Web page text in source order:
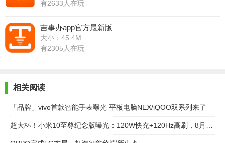
有2633人在玩
吉事办app官方最新版
大小：45.4M
有2305人在玩
相关阅读
「品牌」vivo首款智能手表曝光 平板电脑NEX/iQOO双系列来了